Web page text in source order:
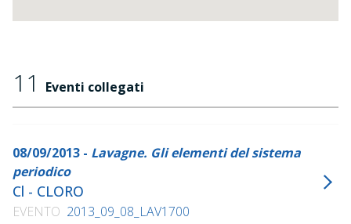
11 Eventi collegati
08/09/2013 - Lavagne. Gli elementi del sistema
periodico
Cl - CLORO
EVENTO 2013_09_08_LAV1700